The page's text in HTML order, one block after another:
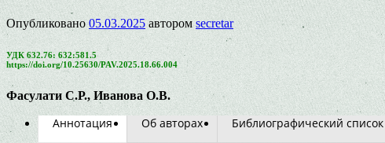
Опубликовано 05.03.2025 автором secretar
УДК 632.76: 632:581.5
https://doi.org/10.25630/PAV.2025.18.66.004
Фасулати С.Р., Иванова О.В.
Аннотация Об авторах Библиографический список